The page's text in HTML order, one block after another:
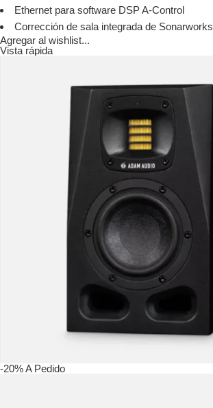
Ethernet para software DSP A-Control
Corrección de sala integrada de Sonarworks
Agregar al wishlist...
Vista rápida
-20%A Pedido